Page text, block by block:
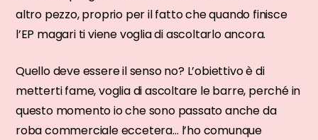
altro pezzo, proprio per il fatto che quando finisce
l’EP magari ti viene voglia di ascoltarlo ancora.
Quello deve essere il senso no? L’obiettivo è di
metterti fame, voglia di ascoltare le barre, perché in
questo momento io che sono passato anche da
roba commerciale eccetera… l’ho comunque